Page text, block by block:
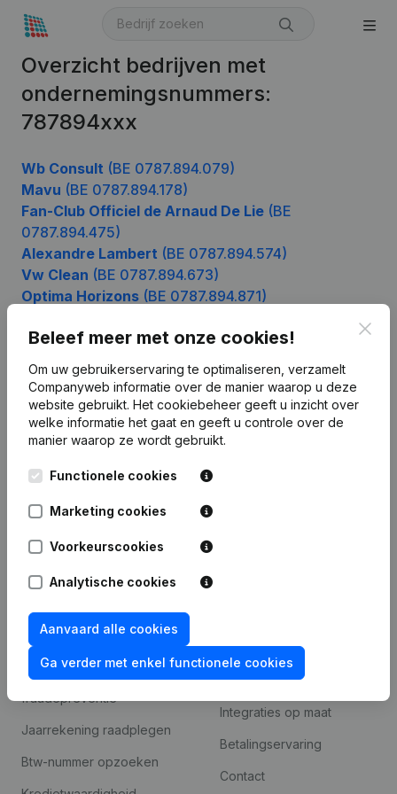
Overzicht bedrijven met
ondernemingsnummers:
787894xxx
Wb Consult (BE 0787.894.079)
Mavu (BE 0787.894.178)
Fan-Club Officiel de Arnaud De Lie (BE
0787.894.475)
Alexandre Lambert (BE 0787.894.574)
Vw Clean (BE 0787.894.673)
Optima Horizons (BE 0787.894.871)
Beleef meer met onze cookies!
Om uw gebruikerservaring te optimaliseren, verzamelt
Companyweb informatie over de manier waarop u deze
website gebruikt. Het cookiebeheer geeft u inzicht over
welke informatie het gaat en geeft u controle over de
manier waarop ze wordt gebruikt.
Functionele cookies
Marketing cookies
Voorkeurscookies
Analytische cookies
Aanvaard alle cookies
Ga verder met enkel functionele cookies
Kantorenpark Everest
248D,
Product
Bedrijfsinformatie
Spotlight
Compliance &
fraudepreventie
Jaarrekening raadplegen
Btw-nummer opzoeken
Platform
Integraties
Integraties op maat
Betalingservaring
Contact